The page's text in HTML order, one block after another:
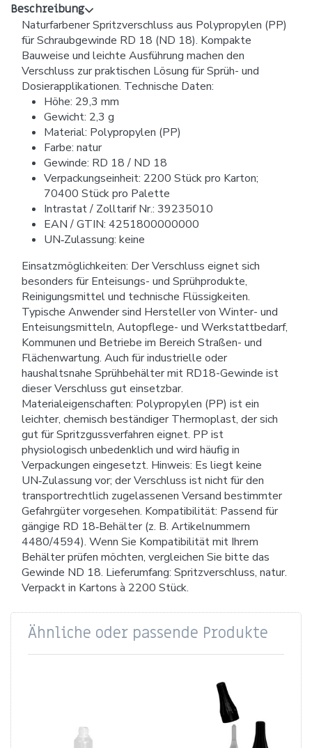
Beschreibung
Naturfarbener Spritzverschluss aus Polypropylen (PP)
für Schraubgewinde RD 18 (ND 18). Kompakte
Bauweise und leichte Ausführung machen den
Verschluss zur praktischen Lösung für Sprüh- und
Dosierapplikationen. Technische Daten:
Höhe: 29,3 mm
Gewicht: 2,3 g
Material: Polypropylen (PP)
Farbe: natur
Gewinde: RD 18 / ND 18
Verpackungseinheit: 2200 Stück pro Karton;
70400 Stück pro Palette
Intrastat / Zolltarif Nr.: 39235010
EAN / GTIN: 4251800000000
UN‑Zulassung: keine
Einsatzmöglichkeiten: Der Verschluss eignet sich
besonders für Enteisungs- und Sprühprodukte,
Reinigungsmittel und technische Flüssigkeiten.
Typische Anwender sind Hersteller von Winter- und
Enteisungsmitteln, Autopflege- und Werkstattbedarf,
Kommunen und Betriebe im Bereich Straßen- und
Flächenwartung. Auch für industrielle oder
haushaltsnahe Sprühbehälter mit RD18-Gewinde ist
dieser Verschluss gut einsetzbar.
Materialeigenschaften: Polypropylen (PP) ist ein
leichter, chemisch beständiger Thermoplast, der sich
gut für Spritzgussverfahren eignet. PP ist
physiologisch unbedenklich und wird häufig in
Verpackungen eingesetzt. Hinweis: Es liegt keine
UN‑Zulassung vor; der Verschluss ist nicht für den
transportrechtlich zugelassenen Versand bestimmter
Gefahrgüter vorgesehen. Kompatibilität: Passend für
gängige RD 18‑Behälter (z. B. Artikelnummern
4480/4594). Wenn Sie Kompatibilität mit Ihrem
Behälter prüfen möchten, vergleichen Sie bitte das
Gewinde ND 18. Lieferumfang: Spritzverschluss, natur.
Verpackt in Kartons à 2200 Stück.
Ähnliche oder passende Produkte